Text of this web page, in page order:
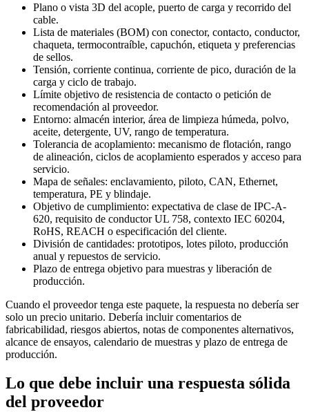
Plano o vista 3D del acople, puerto de carga y recorrido del
cable.
Lista de materiales (BOM) con conector, contacto, conductor,
chaqueta, termocontraíble, capuchón, etiqueta y preferencias
de sellos.
Tensión, corriente continua, corriente de pico, duración de la
carga y ciclo de trabajo.
Límite objetivo de resistencia de contacto o petición de
recomendación al proveedor.
Entorno: almacén interior, área de limpieza húmeda, polvo,
aceite, detergente, UV, rango de temperatura.
Tolerancia de acoplamiento: mecanismo de flotación, rango
de alineación, ciclos de acoplamiento esperados y acceso para
servicio.
Mapa de señales: enclavamiento, piloto, CAN, Ethernet,
temperatura, PE y blindaje.
Objetivo de cumplimiento: expectativa de clase de IPC-A-
620, requisito de conductor UL 758, contexto IEC 60204,
RoHS, REACH o especificación del cliente.
División de cantidades: prototipos, lotes piloto, producción
anual y repuestos de servicio.
Plazo de entrega objetivo para muestras y liberación de
producción.
Cuando el proveedor tenga este paquete, la respuesta no debería ser
solo un precio unitario. Debería incluir comentarios de
fabricabilidad, riesgos abiertos, notas de componentes alternativos,
alcance de ensayos, calendario de muestras y plazo de entrega de
producción.
Lo que debe incluir una respuesta sólida
del proveedor